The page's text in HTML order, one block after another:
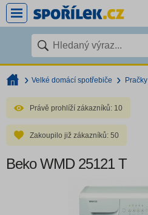
Velké domácí spotřebiče Pračky
Právě prohlíží zákazníků: 10
Zakoupilo již zákazníků: 50
Beko WMD 25121 T